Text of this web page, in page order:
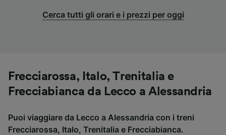
Cerca tutti gli orari e i prezzi per oggi
Frecciarossa, Italo, Trenitalia e
Frecciabianca da Lecco a Alessandria
Puoi viaggiare da Lecco a Alessandria con i treni
Frecciarossa, Italo, Trenitalia e Frecciabianca.